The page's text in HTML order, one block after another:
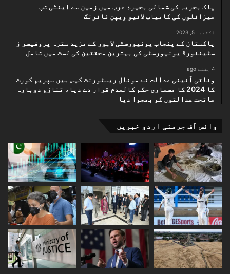
پاک بحریہ کی شمالی بحیرۂ عرب میں زمین سے اینٹی شپ
میزائلوں کی کامیاب لائیو ویپن فائرنگ
اکتوبر 5, 2023
پاکستان کے پنجاب یونیورسٹی لاہور کے مزید سترہ پروفیسر ز
سٹینفورڈ یونیورسٹی کی بہترین محققین کی لسٹ میں شامل
4 ہفتے ago
وفاقی آئینی عدالت نے مونال ریسٹورنٹ کیس میں سپریم کورٹ
کا 2024 کا مسماری حکم کالعدم قرار دے دیا، تنازع دوبارہ
ماتحت عدالتوں کو بھجوا دیا
وائس آف جرمنی اردو خبریں